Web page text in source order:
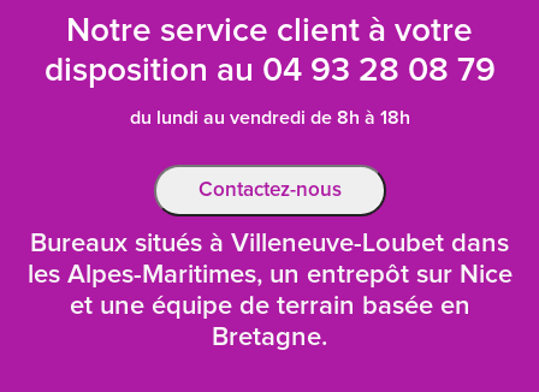
Notre service client à votre
disposition au 04 93 28 08 79
du lundi au vendredi de 8h à 18h
Contactez-nous
Bureaux situés à Villeneuve-Loubet dans
les Alpes-Maritimes, un entrepôt sur Nice
et une équipe de terrain basée en
Bretagne.